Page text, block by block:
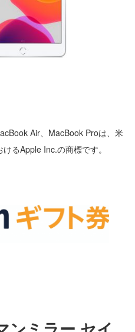
Air、MacBook Proは、米
るApple Inc.の商標です。